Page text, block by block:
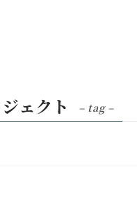
ェクト – tag –